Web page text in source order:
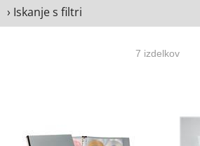
› Iskanje s filtri
7 izdelkov